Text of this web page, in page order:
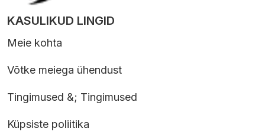
KASULIKUD LINGID
Meie kohta
Võtke meiega ühendust
Tingimused &; Tingimused
Küpsiste poliitika